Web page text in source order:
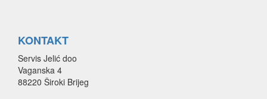
KONTAKT
Servis Jelić doo
Vaganska 4
88220 Široki Brijeg